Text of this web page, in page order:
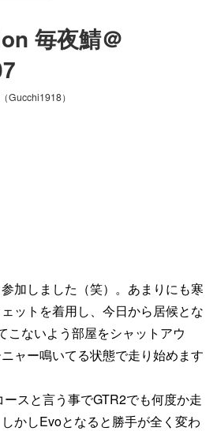
毎夜鯖＠
Gucchi1918）
加しました（笑）。あまりにも寒
ットを着用し、今日から居候とな
こないよう部屋をシャットアウ
ャー鳴いてる状態で走り始めます
スと言う事でGTR2でも何度か走
かしEvoとなると勝手が全く変わ